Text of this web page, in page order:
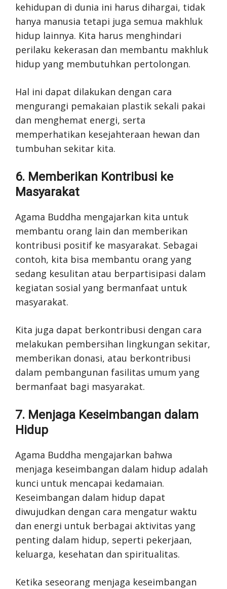
kehidupan di dunia ini harus dihargai, tidak
hanya manusia tetapi juga semua makhluk
hidup lainnya. Kita harus menghindari
perilaku kekerasan dan membantu makhluk
hidup yang membutuhkan pertolongan.
Hal ini dapat dilakukan dengan cara
mengurangi pemakaian plastik sekali pakai
dan menghemat energi, serta
memperhatikan kesejahteraan hewan dan
tumbuhan sekitar kita.
6. Memberikan Kontribusi ke
Masyarakat
Agama Buddha mengajarkan kita untuk
membantu orang lain dan memberikan
kontribusi positif ke masyarakat. Sebagai
contoh, kita bisa membantu orang yang
sedang kesulitan atau berpartisipasi dalam
kegiatan sosial yang bermanfaat untuk
masyarakat.
Kita juga dapat berkontribusi dengan cara
melakukan pembersihan lingkungan sekitar,
memberikan donasi, atau berkontribusi
dalam pembangunan fasilitas umum yang
bermanfaat bagi masyarakat.
7. Menjaga Keseimbangan dalam
Hidup
Agama Buddha mengajarkan bahwa
menjaga keseimbangan dalam hidup adalah
kunci untuk mencapai kedamaian.
Keseimbangan dalam hidup dapat
diwujudkan dengan cara mengatur waktu
dan energi untuk berbagai aktivitas yang
penting dalam hidup, seperti pekerjaan,
keluarga, kesehatan dan spiritualitas.
Ketika seseorang menjaga keseimbangan